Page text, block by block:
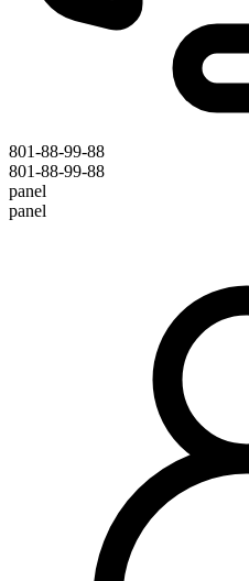
801-88-99-88
801-88-99-88
panel
panel